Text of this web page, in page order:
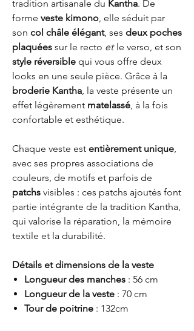
tradition artisanale du Kantha. De
forme veste kimono, elle séduit par
son col châle élégant, ses deux poches
plaquées sur le recto etle verso, et son
style réversible qui vous offre deux
looks en une seule pièce. Grâce à la
broderie Kantha, la veste présente un
effet légèrement matelassé, à la fois
confortable et esthétique.
Chaque veste est entièrement unique,
avec ses propres associations de
couleurs, de motifs et parfois de
patchs visibles : ces patchs ajoutés font
partie intégrante de la tradition Kantha,
qui valorise la réparation, la mémoire
textile et la durabilité.
Détails et dimensions de la veste
Longueur des manches : 56 cm
Longueur de la veste : 70 cm
Tour de poitrine : 132cm